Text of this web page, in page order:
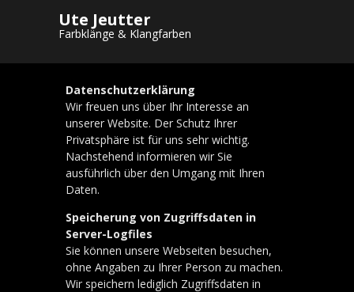
Ute Jeutter
Farbklänge & Klangfarben
Datenschutzbelehrung
Datenschutzerklärung
Wir freuen uns über Ihr Interesse an
unserer Website. Der Schutz Ihrer
Privatsphäre ist für uns sehr wichtig.
Nachstehend informieren wir Sie
ausführlich über den Umgang mit Ihren
Daten.
Speicherung von Zugriffsdaten in
Server-Logfiles
Sie können unsere Webseiten besuchen,
ohne Angaben zu Ihrer Person zu machen.
Wir speichern lediglich Zugriffsdaten in